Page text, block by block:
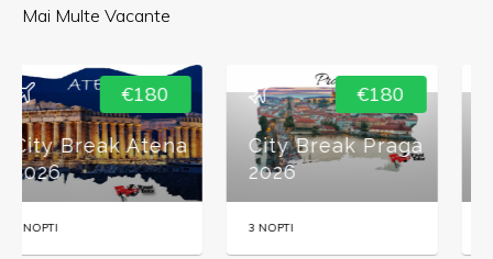
Mai Multe Vacante
€180
City Break Praga
2026
3 NOPTI
€215
CITY BREAK PISA
2026
3 NOPTI